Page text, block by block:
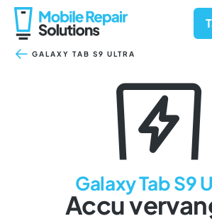
naar
inhoud
GALAXY TAB S9 ULTRA
Galaxy Tab S9
Accu